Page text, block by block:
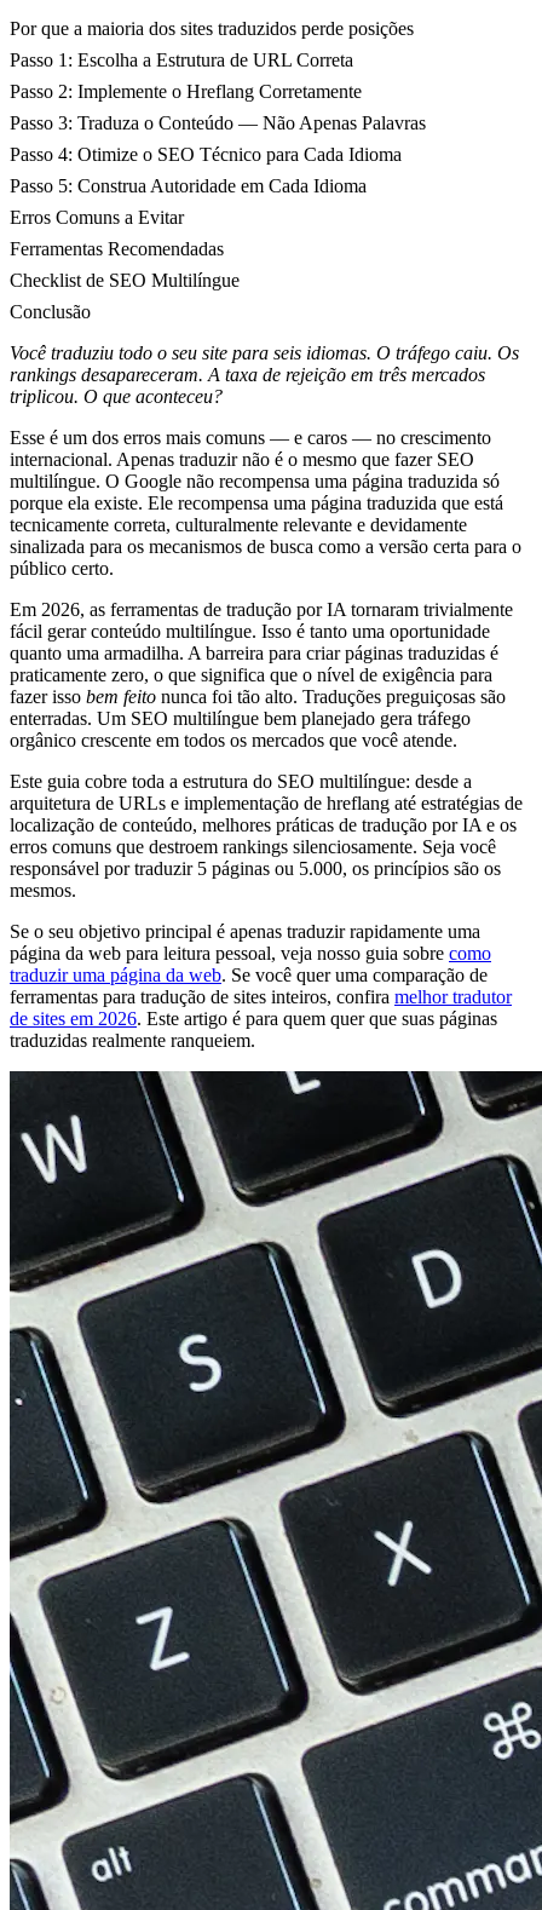
Por que a maioria dos sites traduzidos perde posições
Passo 1: Escolha a Estrutura de URL Correta
Passo 2: Implemente o Hreflang Corretamente
Passo 3: Traduza o Conteúdo — Não Apenas Palavras
Passo 4: Otimize o SEO Técnico para Cada Idioma
Passo 5: Construa Autoridade em Cada Idioma
Erros Comuns a Evitar
Ferramentas Recomendadas
Checklist de SEO Multilíngue
Conclusão
Você traduziu todo o seu site para seis idiomas. O tráfego caiu. Os
rankings desapareceram. A taxa de rejeição em três mercados
triplicou. O que aconteceu?
Esse é um dos erros mais comuns — e caros — no crescimento
internacional. Apenas traduzir não é o mesmo que fazer SEO
multilíngue. O Google não recompensa uma página traduzida só
porque ela existe. Ele recompensa uma página traduzida que está
tecnicamente correta, culturalmente relevante e devidamente
sinalizada para os mecanismos de busca como a versão certa para o
público certo.
Em 2026, as ferramentas de tradução por IA tornaram trivialmente
fácil gerar conteúdo multilíngue. Isso é tanto uma oportunidade
quanto uma armadilha. A barreira para criar páginas traduzidas é
praticamente zero, o que significa que o nível de exigência para
fazer isso bem feito nunca foi tão alto. Traduções preguiçosas são
enterradas. Um SEO multilíngue bem planejado gera tráfego
orgânico crescente em todos os mercados que você atende.
Este guia cobre toda a estrutura do SEO multilíngue: desde a
arquitetura de URLs e implementação de hreflang até estratégias de
localização de conteúdo, melhores práticas de tradução por IA e os
erros comuns que destroem rankings silenciosamente. Seja você
responsável por traduzir 5 páginas ou 5.000, os princípios são os
mesmos.
Se o seu objetivo principal é apenas traduzir rapidamente uma
página da web para leitura pessoal, veja nosso guia sobre como
traduzir uma página da web. Se você quer uma comparação de
ferramentas para tradução de sites inteiros, confira melhor tradutor
de sites em 2026. Este artigo é para quem quer que suas páginas
traduzidas realmente ranqueiem.